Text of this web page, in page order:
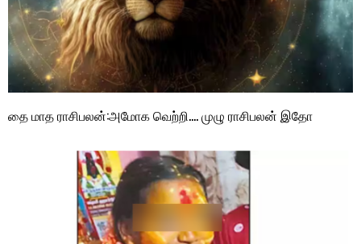
தை மாத ராசிபலன்:அமோக வெற்றி…. முழு ராசிபலன் இதோ